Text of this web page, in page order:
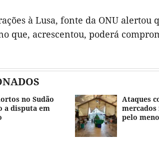
à Lusa, fonte da ONU
que, acrescentou, poderá
no Sudão
a disputa em
Ataques
mercados
pelo